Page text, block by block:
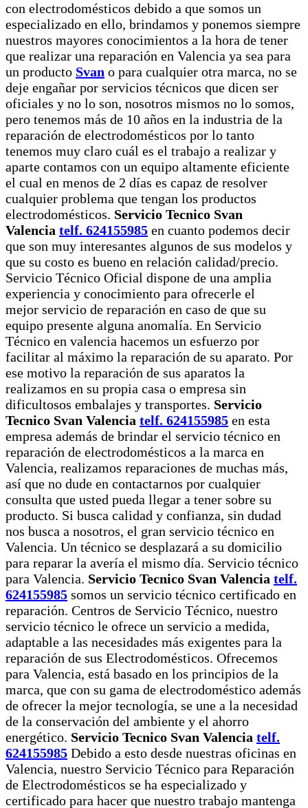
con electrodomésticos debido a que somos un
especializado en ello, brindamos y ponemos siempre
nuestros mayores conocimientos a la hora de tener
que realizar una reparación en Valencia ya sea para
un producto Svan o para cualquier otra marca, no se
deje engañar por servicios técnicos que dicen ser
oficiales y no lo son, nosotros mismos no lo somos,
pero tenemos más de 10 años en la industria de la
reparación de electrodomésticos por lo tanto
tenemos muy claro cuál es el trabajo a realizar y
aparte contamos con un equipo altamente eficiente
el cual en menos de 2 días es capaz de resolver
cualquier problema que tengan los productos
electrodomésticos. Servicio Tecnico Svan
Valencia telf. 624155985 en cuanto podemos decir
que son muy interesantes algunos de sus modelos y
que su costo es bueno en relación calidad/precio.
Servicio Técnico Oficial dispone de una amplia
experiencia y conocimiento para ofrecerle el
mejor servicio de reparación en caso de que su
equipo presente alguna anomalía. En Servicio
Técnico en valencia hacemos un esfuerzo por
facilitar al máximo la reparación de su aparato. Por
ese motivo la reparación de sus aparatos la
realizamos en su propia casa o empresa sin
dificultosos embalajes y transportes. Servicio
Tecnico Svan Valencia telf. 624155985 en esta
empresa además de brindar el servicio técnico en
reparación de electrodomésticos a la marca en
Valencia, realizamos reparaciones de muchas más,
así que no dude en contactarnos por cualquier
consulta que usted pueda llegar a tener sobre su
producto. Si busca calidad y confianza, sin dudad
nos busca a nosotros, el gran servicio técnico en
Valencia. Un técnico se desplazará a su domicilio
para reparar la avería el mismo día. Servicio técnico
para Valencia. Servicio Tecnico Svan Valencia telf.
624155985 somos un servicio técnico certificado en
reparación. Centros de Servicio Técnico, nuestro
servicio técnico le ofrece un servicio a medida,
adaptable a las necesidades más exigentes para la
reparación de sus Electrodomésticos. Ofrecemos
para Valencia, está basado en los principios de la
marca, que con su gama de electrodoméstico además
de ofrecer la mejor tecnología, se une a la necesidad
de la conservación del ambiente y el ahorro
energético. Servicio Tecnico Svan Valencia telf.
624155985 Debido a esto desde nuestras oficinas en
Valencia, nuestro Servicio Técnico para Reparación
de Electrodomésticos se ha especializado y
certificado para hacer que nuestro trabajo mantenga